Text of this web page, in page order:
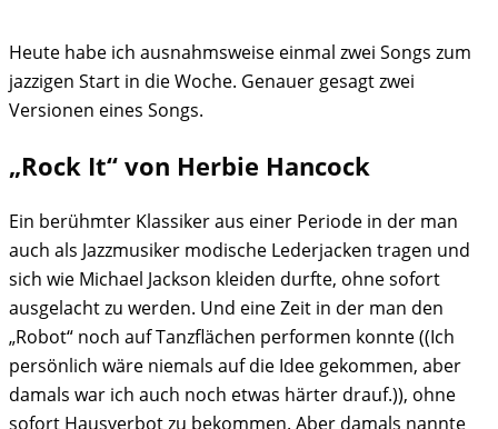
Heute habe ich ausnahmsweise einmal zwei Songs zum
jazzigen Start in die Woche. Genauer gesagt zwei
Versionen eines Songs.
„Rock It“ von Herbie Hancock
Ein berühmter Klassiker aus einer Periode in der man
auch als Jazzmusiker modische Lederjacken tragen und
sich wie Michael Jackson kleiden durfte, ohne sofort
ausgelacht zu werden. Und eine Zeit in der man den
„Robot“ noch auf Tanzflächen performen konnte ((Ich
persönlich wäre niemals auf die Idee gekommen, aber
damals war ich auch noch etwas härter drauf.)), ohne
sofort Hausverbot zu bekommen. Aber damals nannte